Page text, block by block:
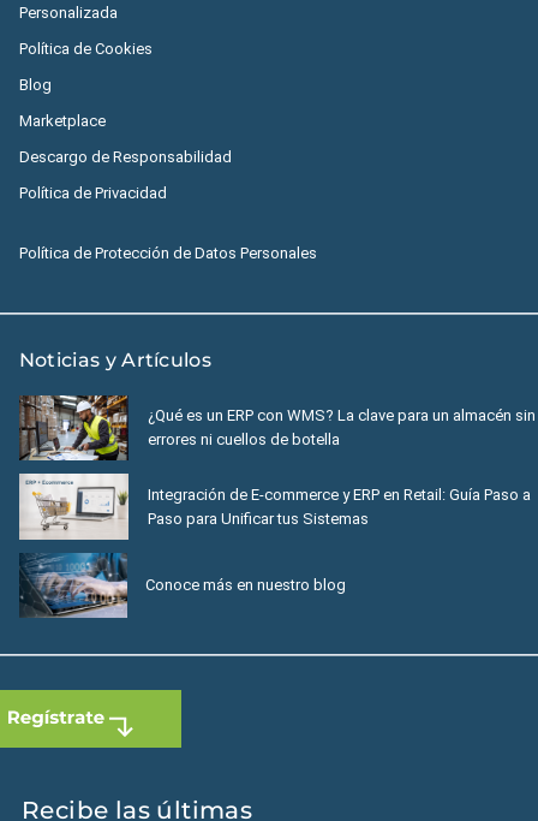
Personalizada
Política de Cookies
Blog
Marketplace
Descargo de Responsabilidad
Política de Privacidad
Política de Protección de Datos Personales
Noticias y Artículos
¿Qué es un ERP con WMS? La clave para un almacén sin
errores ni cuellos de botella
Integración de E-commerce y ERP en Retail: Guía Paso a
Paso para Unificar tus Sistemas
Conoce más en nuestro blog
Recibe las últimas